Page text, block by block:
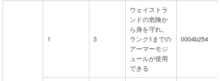
1 3
ウェイストラ
ンドの危険か
ら身を守れ。
ランク1までの
アーマーモジ
ュールが使用
できる
0004b254